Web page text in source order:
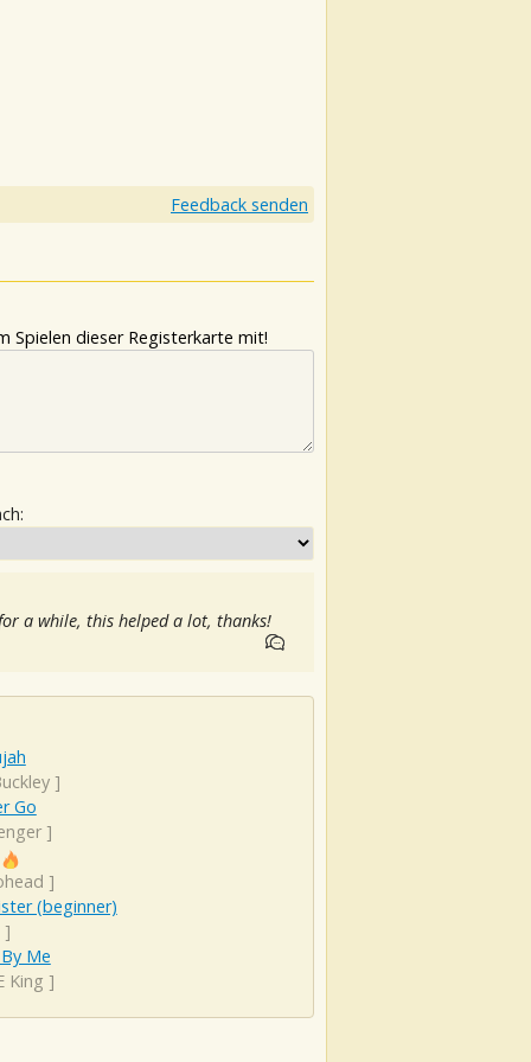
Feedback senden
Spielen dieser Registerkarte mit!
a while, this helped a lot, thanks!
]
Go
]
]
(beginner)
]
Me
King ]